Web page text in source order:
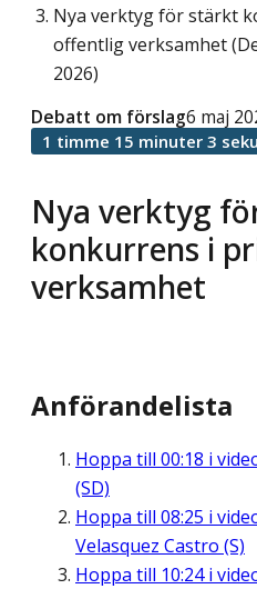
Nya verktyg för stärkt
offentlig verksamhet
2026)
Nya verktyg
konkurrens i
verksamhet
Debatt om förslag6 maj
1 timme 15 minuter 3
Anförandelista
Hoppa till 00:18 i
(SD)
Hoppa till 08:25 i
Velasquez Castro (S)
Hoppa till 10:24i